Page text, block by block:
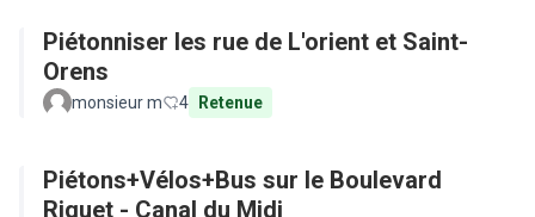
Piétonniser les rue de L'orient et Saint-
Orens
monsieur m 4 Retenue
Piétons+Vélos+Bus sur le Boulevard
Riquet - Canal du Midi